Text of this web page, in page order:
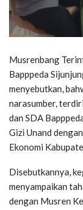
Musrenbang
Bapppeda
menyebutkan,
narasumber,
dan SDA
Gizi Unand
Ekonomi
Disebutkannya,
menyampaikan
dengan Musren